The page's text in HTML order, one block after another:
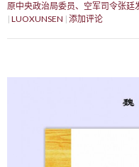
原中央政治局委员、空军司令张廷
LUOXUNSEN 添加评论